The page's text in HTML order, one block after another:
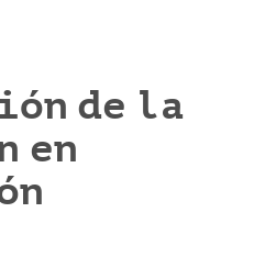
de la
en